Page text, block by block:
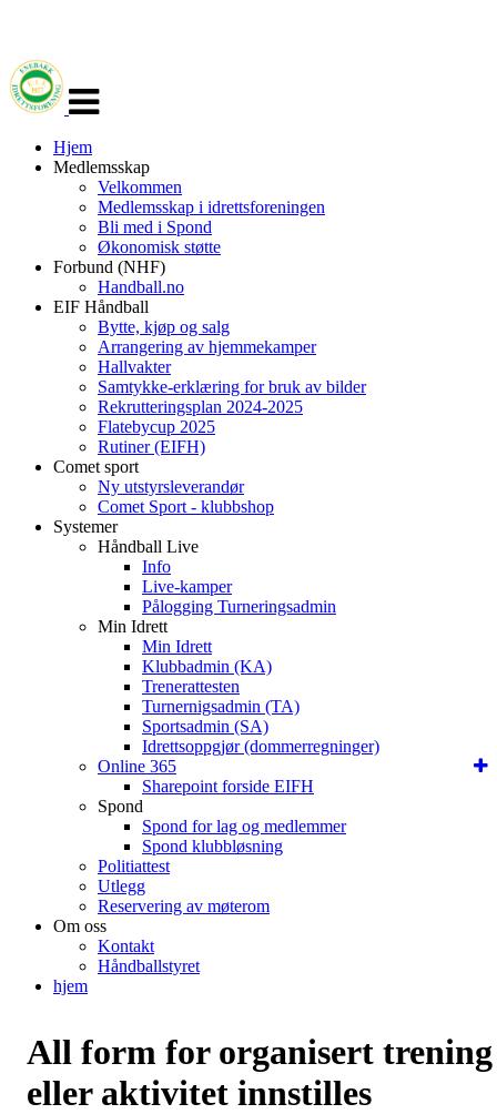
navigasjon
Hjem
Medlemsskap
Velkommen
Medlemsskap i idrettsforeningen
Bli med i Spond
Økonomisk støtte
Forbund (NHF)
Handball.no
EIF Håndball
Bytte, kjøp og salg
Arrangering av hjemmekamper
Hallvakter
Samtykke-erklæring for bruk av bilder
Rekrutteringsplan 2024-2025
Flatebycup 2025
Rutiner (EIFH)
Comet sport
Ny utstyrsleverandør
Comet Sport - klubbshop
Systemer
Håndball Live
Info
Live-kamper
Pålogging Turneringsadmin
Min Idrett
Min Idrett
Klubbadmin (KA)
Trenerattesten
Turnernigsadmin (TA)
Sportsadmin (SA)
Idrettsoppgjør (dommerregninger)
Online 365
Sharepoint forside EIFH
Spond
Spond for lag og medlemmer
Spond klubbløsning
Politiattest
Utlegg
Reservering av møterom
Om oss
Kontakt
Håndballstyret
hjem
All form for organisert trening
eller aktivitet innstilles